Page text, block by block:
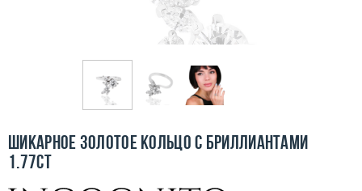
Контакты
Шикарное золотое кольцо с бриллиантами
1.77ct